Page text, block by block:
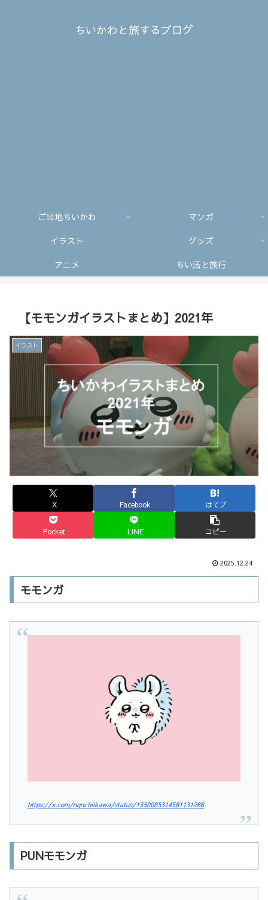
ちいかわと旅するブログ
ご当地ちいかわ
マンガ
イラスト
グッズ
アニメ
ちい活と旅行
【モモンガイラストまとめ】2021年
イラスト
X Facebook はてブ
Pocket LINE コピー
2025.12.24
モモンガ
https://x.com/ngnchiikawa/status/1350085314581131266
PUNモモンガ